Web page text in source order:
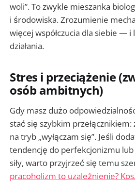
woli”. To zwykle mieszanka
i środowiska. Zrozumienie
więcej współczucia dla siebie — i
działania.
Stres i przeciążenie
osób ambitnych)
Gdy masz dużo
stać się szybkim przełącznikiem:
na tryb „wyłączam się”. Jeśli
tendencję do perfekcjonizmu
siły, warto przyjrzeć się temu
pracoholizm to uzależnienie?